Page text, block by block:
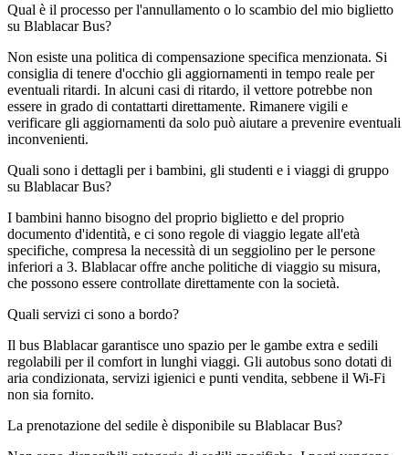
Qual è il processo per l'annullamento o lo scambio del mio biglietto
su Blablacar Bus?
Non esiste una politica di compensazione specifica menzionata. Si
consiglia di tenere d'occhio gli aggiornamenti in tempo reale per
eventuali ritardi. In alcuni casi di ritardo, il vettore potrebbe non
essere in grado di contattarti direttamente. Rimanere vigili e
verificare gli aggiornamenti da solo può aiutare a prevenire eventuali
inconvenienti.
Quali sono i dettagli per i bambini, gli studenti e i viaggi di gruppo
su Blablacar Bus?
I bambini hanno bisogno del proprio biglietto e del proprio
documento d'identità, e ci sono regole di viaggio legate all'età
specifiche, compresa la necessità di un seggiolino per le persone
inferiori a 3. Blablacar offre anche politiche di viaggio su misura,
che possono essere controllate direttamente con la società.
Quali servizi ci sono a bordo?
Il bus Blablacar garantisce uno spazio per le gambe extra e sedili
regolabili per il comfort in lunghi viaggi. Gli autobus sono dotati di
aria condizionata, servizi igienici e punti vendita, sebbene il Wi-Fi
non sia fornito.
La prenotazione del sedile è disponibile su Blablacar Bus?